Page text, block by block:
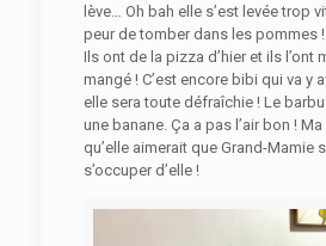
lève… Oh bah elle s’est levée trop
peur de tomber dans les pommes
Ils ont de la pizza d’hier et ils l’ont
mangé ! C’est encore bibi qui va y
elle sera toute défraîchie ! Le
une banane. Ça a pas l’air bon !
qu’elle aimerait que Grand-Mamie
s’occuper d’elle !